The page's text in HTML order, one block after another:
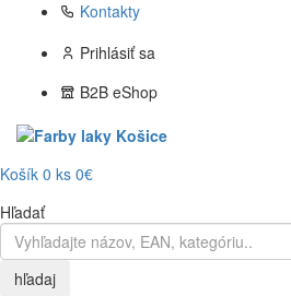
Kontakty
Prihlásiť sa
B2B eShop
Košík 0 ks 0€
Hľadať
hľadaj